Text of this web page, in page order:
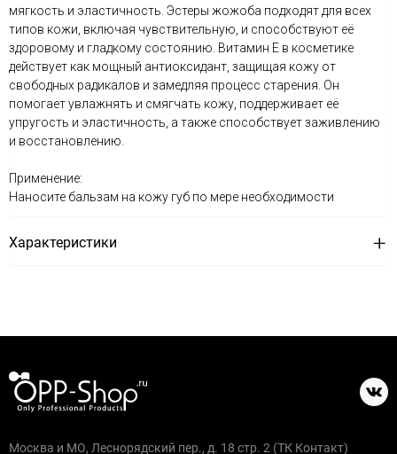
мягкость и эластичность. Эстеры жожоба подходят для всех
типов кожи, включая чувствительную, и способствуют её
здоровому и гладкому состоянию. Витамин Е в косметике
действует как мощный антиоксидант, защищая кожу от
свободных радикалов и замедляя процесс старения. Он
помогает увлажнять и смягчать кожу, поддерживает её
упругость и эластичность, а также способствует заживлению
и восстановлению.
Применение:
Наносите бальзам на кожу губ по мере необходимости
Характеристики
Москва и МО, Леснорядский пер., д. 18 стр. 2 (ТК Контакт)